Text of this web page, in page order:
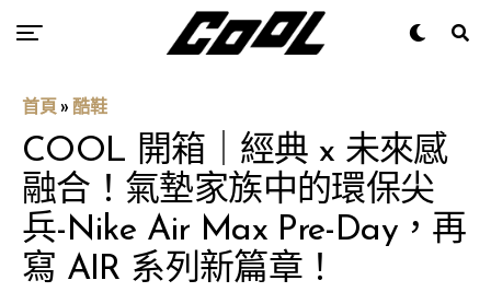
首頁 » 酷鞋
COOL 開箱｜經典 x 未來感
融合！氣墊家族中的環保尖
兵-Nike Air Max Pre-Day，再
寫 AIR 系列新篇章！